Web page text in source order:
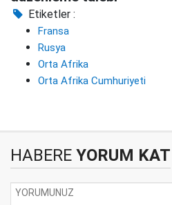
Etiketler :
Fransa
Rusya
Orta Afrika
Orta Afrika Cumhuriyeti
HABERE YORUM KAT